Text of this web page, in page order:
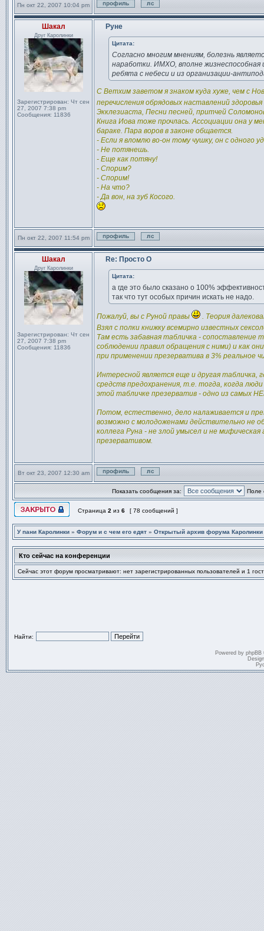
Пн окт 22, 2007 10:04 pm
Профиль
Отправить личное
Шакал
Друг Каролинки
Зарегистрирован: Чт сен
27, 2007 7:38 pm
Сообщения: 11836
Руне
Цитата:
Согласно многим мнениям, болезнь
наработки. ИМХО, вполне
ребята с небеси и из организации-
С Ветхим заветом я знаком куда хуже, чем с
перечисления обрядовых наставлений
Экклезиаста, Песни песней, притчей
Книга Иова тоже прочлась. Ассоциации она у
бараке. Пара воров в законе общается.
- Если я вломлю во-он тому чушку, он с одного
- Не потянешь.
- Еще как потяну!
- Спорим?
- Спорим!
- На что?
- Да вон, на зуб Косого.
Пн окт 22, 2007 11:54 pm
Профиль
Отправить личное
Шакал
Друг Каролинки
Зарегистрирован: Чт сен
27, 2007 7:38 pm
Сообщения: 11836
Re: Просто О
Цитата:
а где это было сказано о 100%
так что тут особых причин искать не надо.
Пожалуй, вы с Руной правы
. Теория
Взял с полки книжку всемирно известных
Там есть забавная табличка -
соблюдении правил обращения с ними) и как
при применении презерватива в 3% реальное
Интересной является еще и другая табличка,
средств предохранения, т.е. тогда, когда
этой табличке презерватив - одно из самых
Потом, естественно, дело налаживается и
возможно с молодоженами действительно не
коллега Руна - не злой умысел и не
презервативом.
Вт окт 23, 2007 12:30 am
Профиль
Отправить личное
Показать сообщения за:
Поле
Страница 2 из 6 [ 78 сообщений ]
У пани Каролинки » Форум и с чем его едят » Открытый архив форума Каролинки
Кто сейчас на конференции
Сейчас этот форум просматривают: нет зарегистрированных пользователей и 1
Найти:
Powered by phpBB